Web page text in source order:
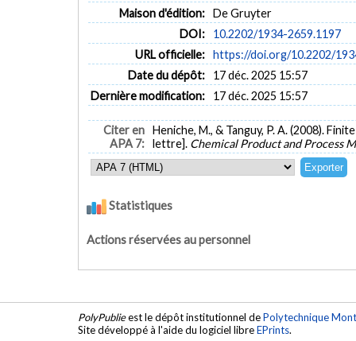
Maison d'édition: De Gruyter
DOI:
10.2202/1934-2659.1197
URL officielle: https://doi.org/10.2202/
Date du dépôt:
17 déc. 2025 15:57
Dernière modification:
17 déc. 2025 15:57
Citer en
APA 7:
Heniche, M., & Tanguy, P. A. (2008).
lettre]. Chemical Product and Process
Statistiques
Actions réservées au personnel
PolyPublieest le dépôt institutionnel dePolytechnique
Site développé à l'aide du logiciel libreEPrints.